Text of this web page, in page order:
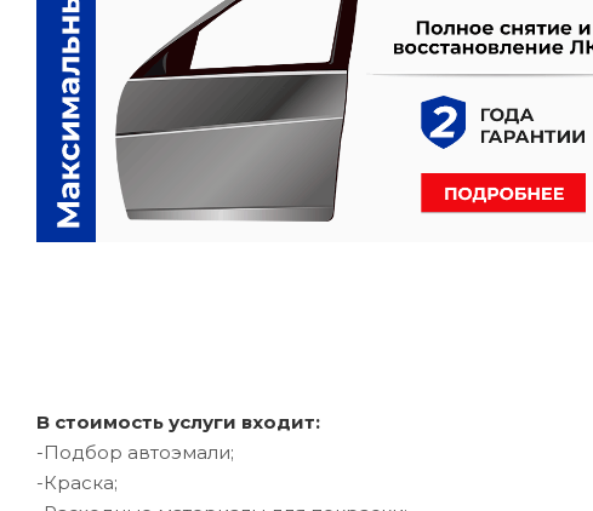
В стоимость услуги входит:
-Подбор автоэмали;
-Краска;